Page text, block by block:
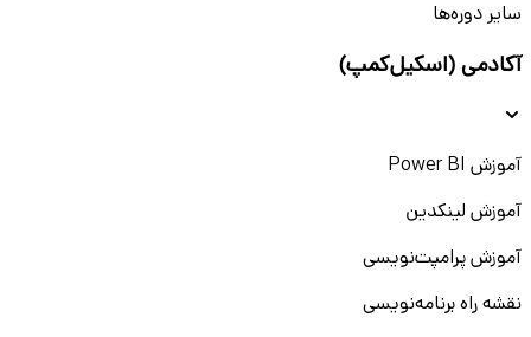
سایر دوره‌ها
آکادمی (اسکیل‌کمپ)
آموزش Power BI
آموزش لینکدین
آموزش پرامپت‌نویسی
نقشه راه برنامه‌نویسی